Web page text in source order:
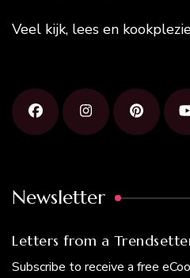
Veel kijk, lees en
Newsletter
Letters from a
Subscribe to receive a free